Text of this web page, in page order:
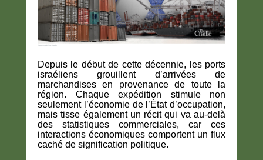
Depuis le début de cette décennie, les ports
israéliens grouillent d’arrivées de
marchandises en provenance de toute la
région. Chaque expédition stimule non
seulement l’économie de l’État d’occupation,
mais tisse également un récit qui va au-delà
des statistiques commerciales, car ces
interactions économiques comportent un flux
caché de signification politique.